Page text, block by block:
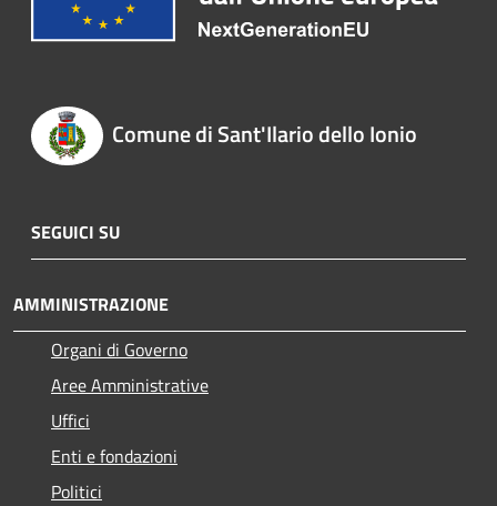
Comune di Sant'Ilario dello Ionio
SEGUICI SU
AMMINISTRAZIONE
Organi di Governo
Aree Amministrative
Uffici
Enti e fondazioni
Politici